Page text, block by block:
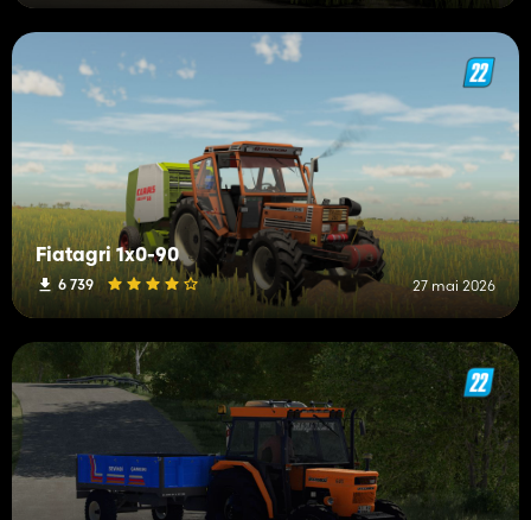
Fiatagri 1x0-90
6 739 27 mai 2026